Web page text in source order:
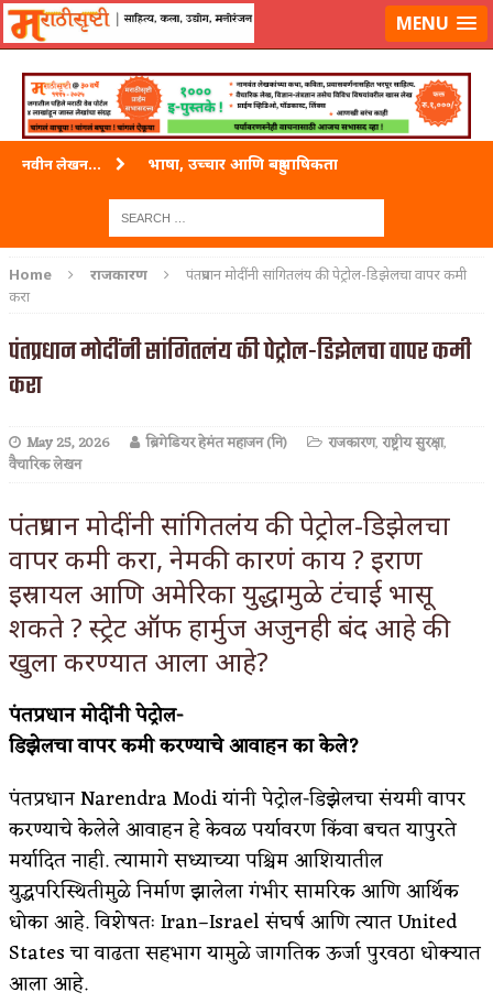
लॉग-इन करा|लेखक नोंदणी कराMENU
नवीन लेखन... भाषा, उच्चार आणि बहुभाषिकता
ताम्र – एक अफलातून धातू (COPPER)
अशी एक कविता लिहू इच्छिते
शपथ
किती घोषणांचा पाऊस होता
कसं हुईन तं हू माय…
काळजाचे प्रेत
चमकदार चांदी
आदिवासींचा डॉक्टर, समाजसेवेचा ध्यास : डॉ. राहुल
जोशी
डेंग्यू: ताप उतरला म्हणजे धोका टळला असे नाही!
४ जुलै – इतिहासात घडलेल्या महत्त्वाच्या घटना
सुवर्ण – झळाळी
‘अर्थ’पूर्ण हास्य
Home राजकारण
पंतप्रधान मोदींनी सांगितलंय की पेट्रोल-डिझेलचा वापर कमी
करा
पंतप्रधान मोदींनी सांगितलंय की पेट्रोल-डिझेलचा वापर कमी
करा
May 25, 2026 ब्रिगेडियर हेमंत महाजन (नि) राजकारण,राष्ट्रीय सुरक्षा,
वैचारिक लेखन
पंतप्रधान मोदींनी सांगितलंय की पेट्रोल-डिझेलचा
वापर कमी करा, नेमकी कारणं काय ? इराण
इस्रायल आणि अमेरिका युद्धामुळे टंचाई भासू
शकते ? स्ट्रेट ऑफ हार्मुज अजुनही बंद आहे की
खुला करण्यात आला आहे?
पंतप्रधानमोदींनीपेट्रोल-
डिझेलचावापरकमीकरण्याचेआवाहनकाकेले?
पंतप्रधान Narendra Modi यांनी पेट्रोल-डिझेलचा संयमी वापर
करण्याचे केलेले आवाहन हे केवळ पर्यावरण किंवा बचत यापुरते
मर्यादित नाही. त्यामागे सध्याच्या पश्चिम आशियातील
युद्धपरिस्थितीमुळे निर्माण झालेला गंभीर सामरिक आणि आर्थिक
धोका आहे. विशेषतः Iran–Israel संघर्ष आणि त्यात United
States चा वाढता सहभाग यामुळे जागतिक ऊर्जा पुरवठा धोक्यात
आला आहे.